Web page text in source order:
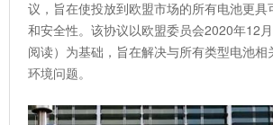
议，旨在使投放到欧盟市场的所有电池更具
和安全性。该协议以欧盟委员会2020年12
阅读）为基础，旨在解决与所有类型电池相
环境问题。